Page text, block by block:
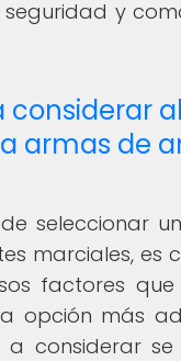
y
considerar
armas de
seleccionar
marciales, es
factores
opción más
a considerar se